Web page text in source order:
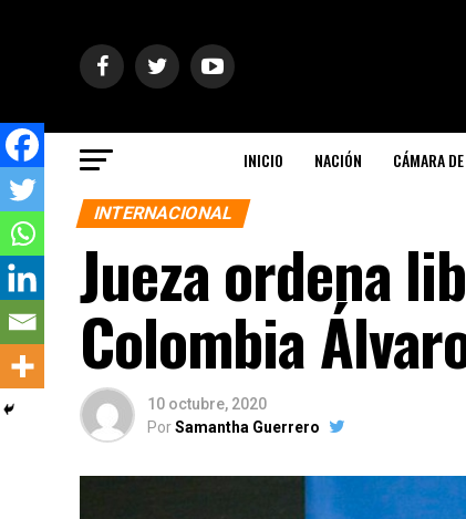
INICIO NACIÓN CÁMARA
INTERNACIONAL
Jueza ordena
Colombia
10 octubre, 2020
PorSamantha Guerrero